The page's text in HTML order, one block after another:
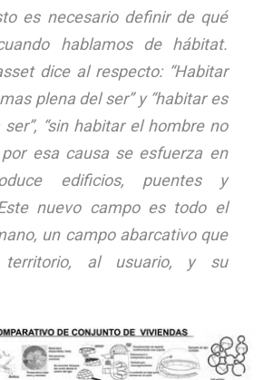
es necesario definir de qué
hablamos de hábitat.
dice al respecto: “Habitar
plena del ser” y “habitar es
“sin habitar el hombre no
esa causa se esfuerza en
edificios, puentes y
nuevo campo es todo el
un campo abarcativo que
al usuario, y su